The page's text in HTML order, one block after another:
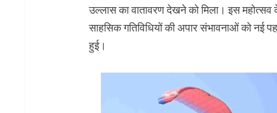
उल्लास का वातावरण देखने को मिला। इस महोत्सव
साहसिक गतिविधियों की अपार संभावनाओं को नई
हुई।